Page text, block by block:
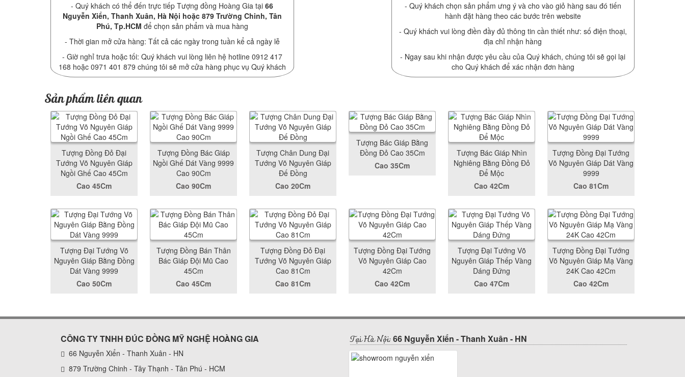
- Quý khách có thể đến trực tiếp Tượng đồng Hoàng Gia tại66
Nguyễn Xiển, Thanh Xuân, Hà Nội hoặc 879 Trường Chinh, Tân
Phú, Tp.HCM để chọn sản phẩm và mua hàng
- Thời gian mở cửa hàng: Tất cả các ngày trong tuần kể cả ngày lễ
- Giờ nghỉ trưa hoặc tối: Quý khách vui lòng liên hệ hotline 0912 417
168 hoặc 0971 401 879 chúng tôi sẽ mở cửa hàng phục vụ Quý khách
- Quý khách chọn sản phẩm ưng ý và cho vào giỏ hàng sau đó tiến
hành đặt hàng theo các bước trên website
- Quý khách vui lòng điền đầy đủ thông tin cần thiết như: số điện thoại,
địa chỉ nhận hàng
- Ngay sau khi nhận được yêu cầu của Quý khách, chúng tôi sẽ gọi lại
cho Quý khách để xác nhận đơn hàng
Sản phẩm liên quan
Tượng Đồng Đỏ Đại
Tướng Võ Nguyên Giáp
Ngồi Ghế Cao 45Cm
Cao 45Cm
Tượng Đồng Bác Giáp
Ngồi Ghế Dát Vàng 9999
Cao 90Cm
Cao 90Cm
Tượng Chân Dung Đại
Tướng Võ Nguyên Giáp
Đế Đồng
Cao 20Cm
Tượng Bác Giáp Bằng
Đồng Đỏ Cao 35Cm
Cao 35Cm
Tượng Bác Giáp Nhìn
Nghiêng Bằng Đồng Đỏ
Để Mộc
Cao 42Cm
Tượng Đồng Đại Tướng
Võ Nguyên Giáp Dát Vàng
9999
Cao 81Cm
Tượng Đại Tướng Võ
Nguyên Giáp Bằng Đồng
Dát Vàng 9999
Cao 50Cm
Tượng Đồng Bán Thân
Bác Giáp Đội Mũ Cao
45Cm
Cao 45Cm
Tượng Đồng Đỏ Đại
Tướng Võ Nguyên Giáp
Cao 81Cm
Cao 81Cm
Tượng Đồng Đại Tướng
Võ Nguyên Giáp Cao
42Cm
Cao 42Cm
Tượng Đại Tướng Võ
Nguyên Giáp Thếp Vàng
Dáng Đứng
Cao 47Cm
Tượng Đồng Đại Tướng
Võ Nguyên Giáp Mạ Vàng
24K Cao 42Cm
Cao 42Cm
CÔNG TY TNHH ĐÚC ĐỒNG MỸ NGHỆ HOÀNG GIA
66 Nguyễn Xiển - Thanh Xuân - HN
879 Trường Chinh - Tây Thạnh - Tân Phú - HCM
Tại Hà Nội: 66 Nguyễn Xiển - Thanh Xuân - HN